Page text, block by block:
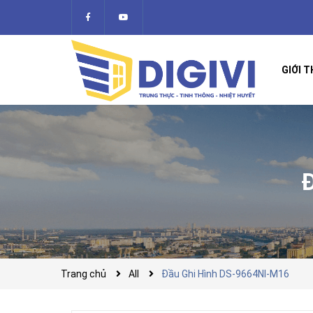
GIỚI
Trang chủ All Đầu Ghi Hình DS-9664NI-M16